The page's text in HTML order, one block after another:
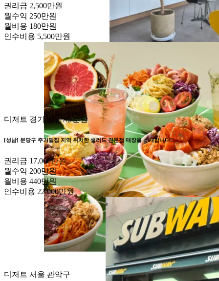
권리금 2,500만원
월수익 250만원
월비용 180만원
인수비용 5,500만원
디저트 경기 성남시/분당
[성남] 분당구 주거밀집 지역 위치한 샐러드 전문점 매장을 소개합니다!!
권리금 17,000만원
월수익 200만원
월비용 440만원
인수비용 22,000만원
디저트 서울 관악구